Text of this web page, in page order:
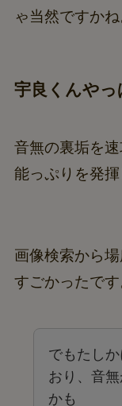
ゃ当然ですかね
宇良くんやっ
音無の裏垢を
能っぷりを発揮
画像検索から
すごかったです
でもたし
おり、音
かも